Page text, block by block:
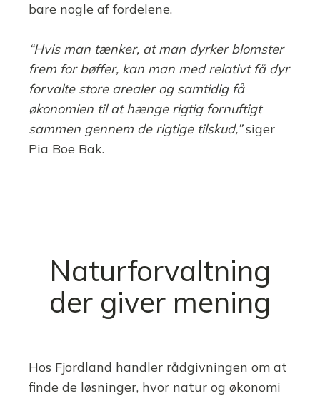
bare nogle af fordelene.
“Hvis man tænker, at man dyrker blomster
frem for bøffer, kan man med relativt få dyr
forvalte store arealer og samtidig få
økonomien til at hænge rigtig fornuftigt
sammen gennem de rigtige tilskud,”siger
Pia Boe Bak.
Naturforvaltning
der giver mening
Hos Fjordland handler rådgivningen om at
finde de løsninger, hvor natur og økonomi